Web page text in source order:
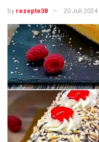
by rezepte38 20 Juli 2024